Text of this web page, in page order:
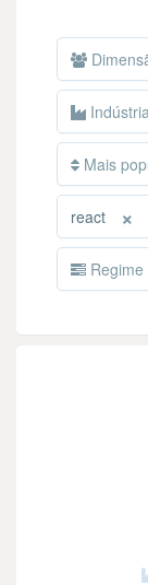
Mais
×
react
Regime